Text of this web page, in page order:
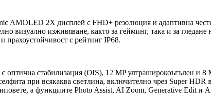
AMOLED 2X дисплей с FHD+ резолюция и адаптивна
визуално изживяване, както за гейминг, така и за
прахоустойчивост с рейтинг IP68.
оптична стабилизация (OIS), 12 MP ултраширокоъгълен и
при всякаква светлина, включително чрез Super
а функциите Photo Assist, AI Zoom, Generative Edit и